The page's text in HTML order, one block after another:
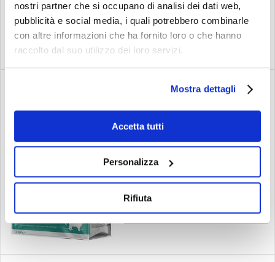
nostri partner che si occupano di analisi dei dati web,
pubblicità e social media, i quali potrebbero combinarle
con altre informazioni che ha fornito loro o che hanno
raccolto dal suo utilizzo dei loro servizi.
Mostra dettagli
Accetta tutti
Personalizza
Rifiuta
Trota e mirtilli
Sterilized